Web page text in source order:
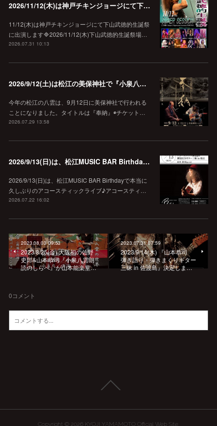
2026/11/12(木)は神戸チキンジョージにて下山武徳的生誕祭に出演します♪
11/12(木)は神戸チキンジョージにて下山武徳的生誕祭
に出演します🔷2026/11/12(木)下山武徳的生誕祭場…
2026.07.31 10:13
2026/9/12(土)は松江の美保神社で『小泉八雲朗読のしらべ』
今年の松江の八雲は、9月12日に美保神社で行われる
ことになりました。タイトルは『奉納』◉チケット…
2026.07.29 13:58
2026/9/13(日)は、松江MUSIC BAR Birthdayでアコースティック弾き語り弾きまくりギター三昧♪
2026/9/13(日)は、松江MUSIC BAR Birthdayで本当に
久しぶりのアコースティックライブ♪アコースティ…
2026.07.22 16:02
2023.08.03 09:53
2023/8/25(金) 大阪初の佐野
史郎&山本恭司『小泉八雲朗
読のしらべ』が山本能楽堂…
2023.07.31 07:59
2023/9/14(木) 『山本恭司
弾き語り・弾きまくりギター
三昧 in 佐渡島』決定しま…
0コメント
Copyright © 2026 KYOJI YAMAMOTO Official Web Site